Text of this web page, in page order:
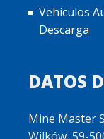
Vehículos
Descarga
DATOS
Mine Master
Wilków, 59-